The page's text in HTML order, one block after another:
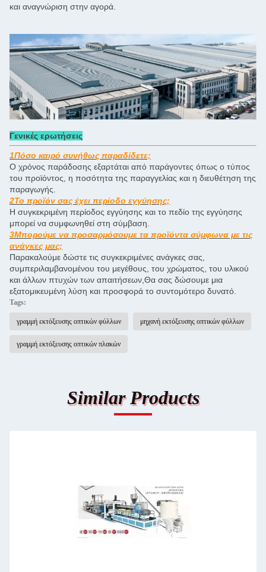
και αναγνώριση στην αγορά.
Γενικές ερωτήσεις
1Πόσο καιρό συνήθως παραδίδετε;
Ο χρόνος παράδοσης εξαρτάται από παράγοντες όπως ο τύπος
του προϊόντος, η ποσότητα της παραγγελίας και η διευθέτηση της
παραγωγής.
2Το προϊόν σας έχει περίοδο εγγύησης;
Η συγκεκριμένη περίοδος εγγύησης και το πεδίο της εγγύησης
μπορεί να συμφωνηθεί στη σύμβαση.
3Μπορούμε να προσαρμόσουμε τα προϊόντα σύμφωνα με τις
ανάγκες μας;
Παρακαλούμε δώστε τις συγκεκριμένες ανάγκες σας,
συμπεριλαμβανομένου του μεγέθους, του χρώματος, του υλικού
και άλλων πτυχών των απαιτήσεων,Θα σας δώσουμε μια
εξατομικευμένη λύση και προσφορά το συντομότερο δυνατό.
Tags:
γραμμή εκτόξευσης οπτικών φύλλων μηχανή εκτόξευσης οπτικών φύλλων
γραμμή εκτόξευσης οπτικών πλακών
Similar Products